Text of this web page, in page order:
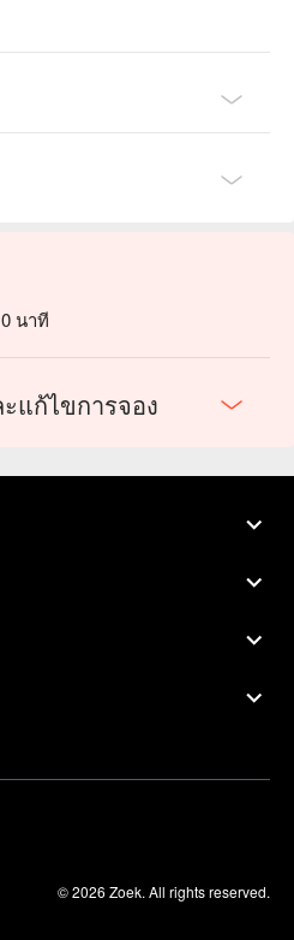
นาที
แก้ไขการจอง
© 2026 Zoek. All rights reserved.